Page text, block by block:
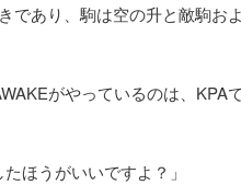
であり、駒は空の升と敵駒お
がやっているのは、KPA
ほうがいいですよ？」